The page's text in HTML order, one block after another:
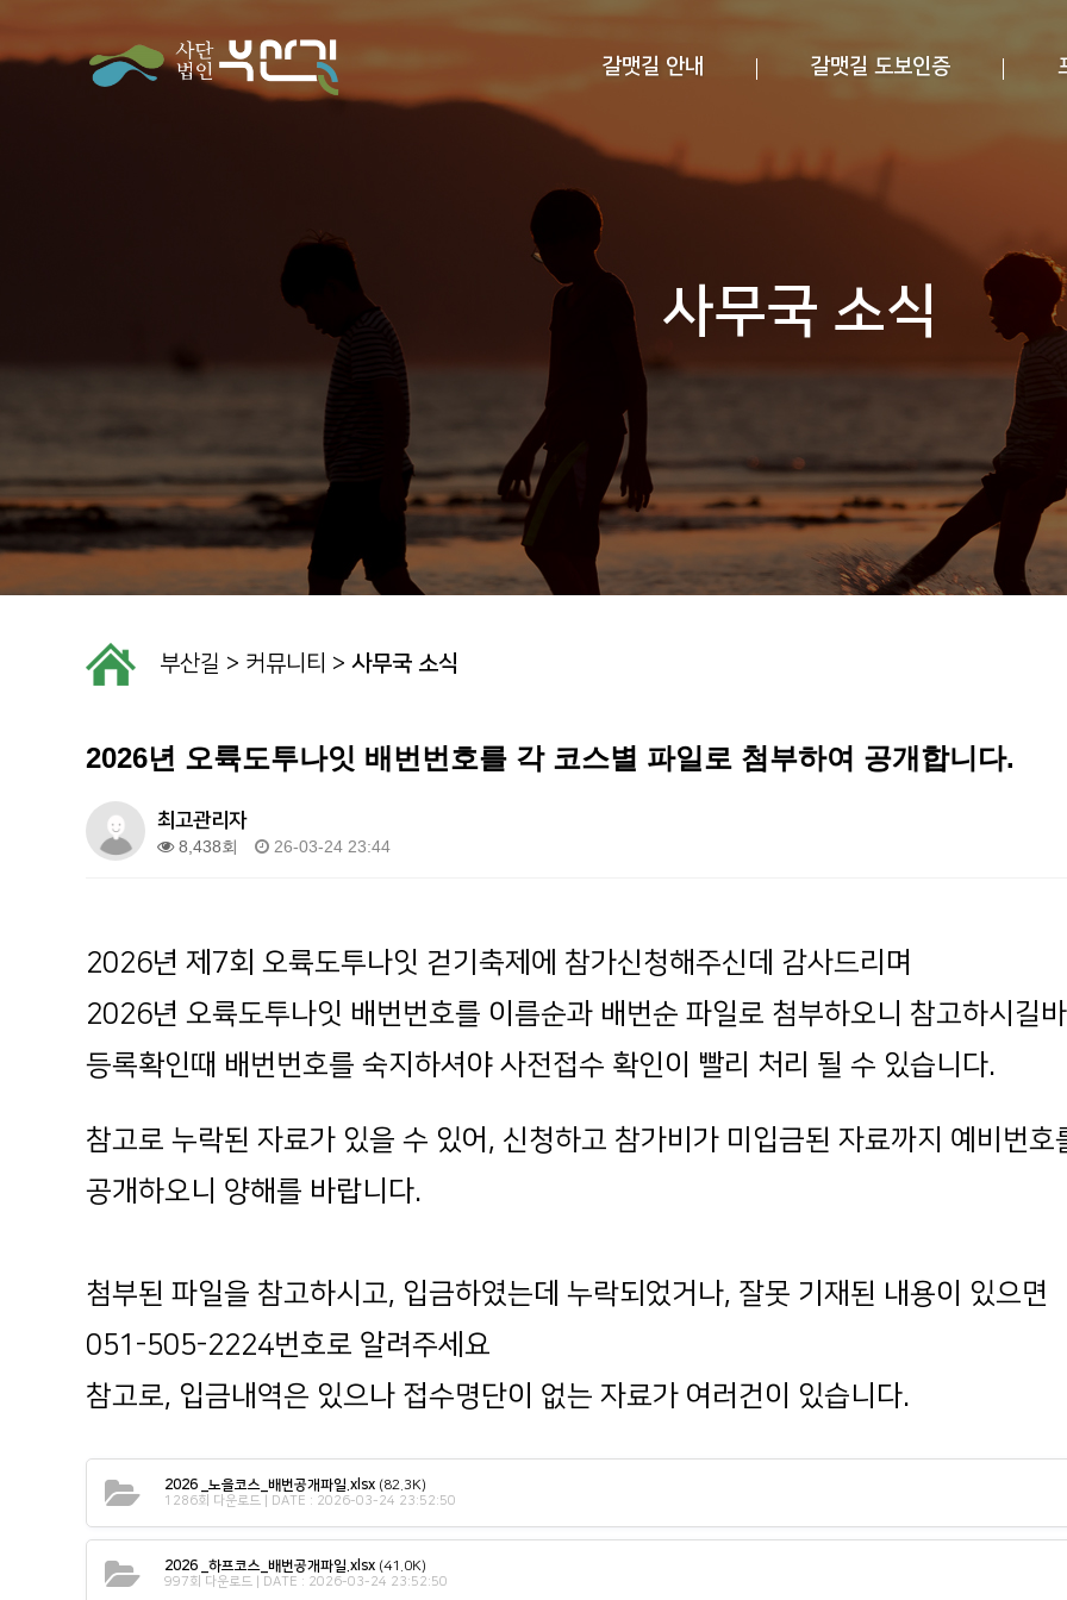
갈맷길 안내 갈맷길 도보인증
사무국 소식
부산길 > 커뮤니티 > 사무국 소식
2026년 오륙도투나잇 배번번호를 각 코스별 파일로 첨부하여 공개합니다.
최고관리자
8,438회 26-03-24 23:44
2026년 제7회 오륙도투나잇 걷기축제에 참가신청해주신데 감사드리며
2026년 오륙도투나잇 배번번호를 이름순과 배번순 파일로 첨부하오니 참고하시길
등록확인때 배번번호를 숙지하셔야 사전접수 확인이 빨리 처리 될 수 있습니다.
참고로 누락된 자료가 있을 수 있어, 신청하고 참가비가 미입금된 자료까지 예비번
공개하오니 양해를 바랍니다.
첨부된 파일을 참고하시고, 입금하였는데 누락되었거나, 잘못 기재된 내용이 있으면
051-505-2224번호로 알려주세요
참고로, 입금내역은 있으나 접수명단이 없는 자료가 여러건이 있습니다.
2026 _노을코스_배번공개파일.xlsx (82.3K)
1286회 다운로드 | DATE : 2026-03-24 23:52:50
2026 _하프코스_배번공개파일.xlsx (41.0K)
997회 다운로드 | DATE : 2026-03-24 23:52:50